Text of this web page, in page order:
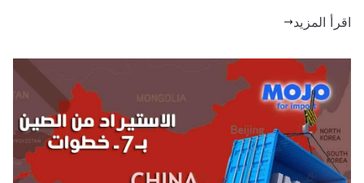
را
د
المزيد